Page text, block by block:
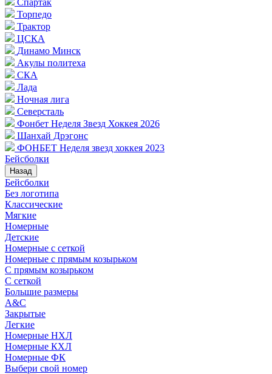
Спартак
Торпедо
Трактор
ЦСКА
Динамо Минск
Акулы политеха
СКА
Лада
Ночная лига
Северсталь
Фонбет Неделя Звезд Хоккея 2026
Шанхай Дрэгонс
ФОНБЕТ Неделя звезд хоккея 2023
Бейсболки
Назад
Бейсболки
Без логотипа
Классические
Мягкие
Номерные
Детские
Номерные с сеткой
Номерные с прямым козырьком
С прямым козырьком
С сеткой
Большие размеры
A&C
Закрытые
Легкие
Номерные НХЛ
Номерные КХЛ
Номерные ФК
Выбери свой номер